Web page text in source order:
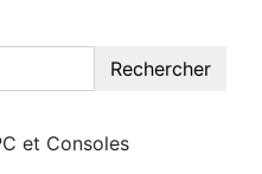
Rechercher
et Consoles